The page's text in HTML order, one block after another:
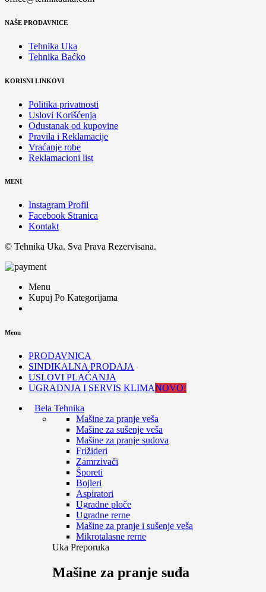
NAŠE PRODAVNICE
Tehnika Uka
Tehnika Baćko
KORISNI LINKOVI
Politika privatnosti
Uslovi Korišćenja
Odustanak od kupovine
Pravila i Reklamacije
Vraćanje robe
Reklamacioni list
MENI
Instagram Profil
Facebook Stranica
Kontakt
© Tehnika Uka. Sva Prava Rezervisana.
Menu
Kupuj Po Kategorijama
Menu
PRODAVNICA
SINDIKALNA PRODAJA
USLOVI PLAĆANJA
UGRADNJA I SERVIS KLIMANOVO!
Bela Tehnika
Mašine za pranje veša
Mašine za sušenje veša
Mašine za pranje sudova
Frižideri
Zamrzivači
Šporeti
Bojleri
Aspiratori
Ugradne ploče
Ugradne rerne
Mašine za pranje i sušenje veša
Mikrotalasne rerne
Uka Preporuka
Mašine za pranje suđa